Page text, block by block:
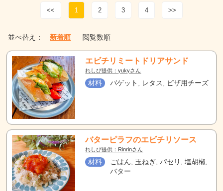
<< 1 2 3 4 >>
並べ替え： 新着順 閲覧数順
エビチリミートドリアサンド
れしぴ提供：yukyさん
材料 バゲット, レタス, ピザ用チーズ
バターピラフのエビチリソース
れしぴ提供：Rinrinさん
材料
ごはん, 玉ねぎ, パセリ, 塩胡椒,
バター